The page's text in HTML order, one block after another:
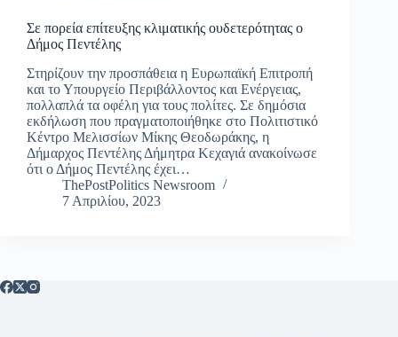
Σε πορεία επίτευξης κλιματικής ουδετερότητας ο
Δήμος Πεντέλης
Στηρίζουν την προσπάθεια η Ευρωπαϊκή Επιτροπή
και το Υπουργείο Περιβάλλοντος και Ενέργειας,
πολλαπλά τα οφέλη για τους πολίτες. Σε δημόσια
εκδήλωση που πραγματοποιήθηκε στο Πολιτιστικό
Κέντρο Μελισσίων Μίκης Θεοδωράκης, η
Δήμαρχος Πεντέλης Δήμητρα Κεχαγιά ανακοίνωσε
ότι ο Δήμος Πεντέλης έχει…
ThePostPolitics Newsroom
7 Απριλίου, 2023